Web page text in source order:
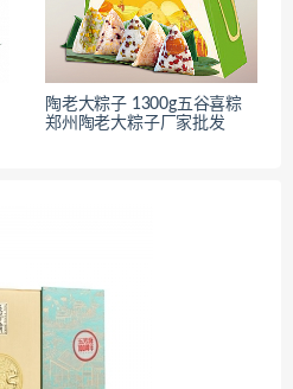
陶老大粽子 1300g五谷喜粽
郑州陶老大粽子厂家批发